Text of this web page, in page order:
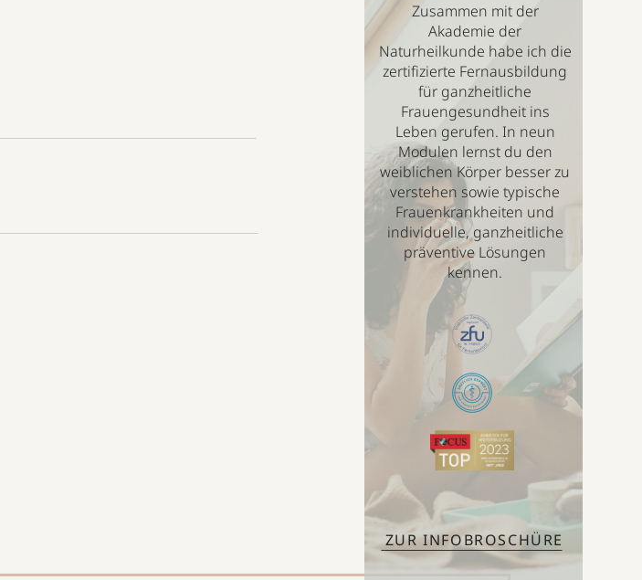
Zusammen mit der
Akademie der
Naturheilkunde habe ich die
zertifizierte Fernausbildung
für ganzheitliche
Frauengesundheit ins
Leben gerufen. In neun
Modulen lernst du den
weiblichen Körper besser zu
verstehen sowie typische
Frauenkrankheiten und
individuelle, ganzheitliche
präventive Lösungen
kennen.
ZUR INFOBROSCHÜRE